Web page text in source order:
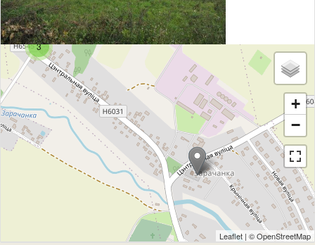
3
+
−
Leaflet | ©OpenStreetMap